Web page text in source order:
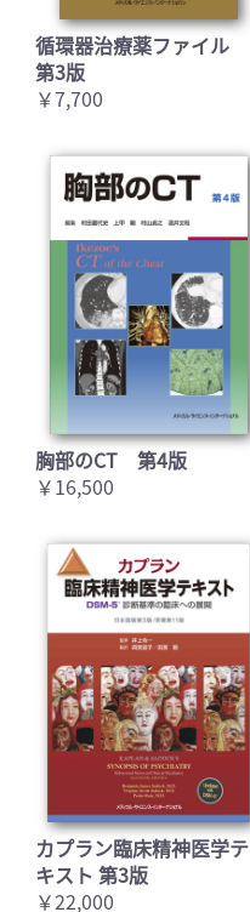
循環器治療薬ファイル
第3版
￥7,700
胸部のCT 第4版
￥16,500
カプラン臨床精神医学テ
キスト 第3版
￥22,000